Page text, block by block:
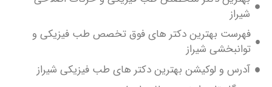
بهترین دکتر های فوق تخصص طب فیزیکی و
شیراز
و لوکیشن بهترین دکتر های طب فیزیکی شیراز